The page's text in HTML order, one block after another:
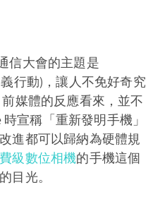
信大會的主題是
行動)，讓人不免好奇究
媒體的反應看來，並不
宣稱「重新發明手機」
進都可以歸納為硬體規
級數位相機的手機這個
目光。